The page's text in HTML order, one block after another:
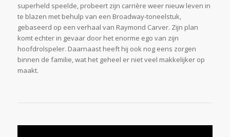
superheld speelde, probeert zijn carrière weer nieuw leven in
te blazen met behulp van een Broadway-toneelstuk,
gebaseerd op een verhaal van Raymond Carver. Zijn plan
komt echter in gevaar door het enorme ego van zijn
hoofdrolspeler. Daarnaast heeft hij ook nog eens zorgen
binnen de familie, wat het geheel er niet veel makkelijker op
maakt.